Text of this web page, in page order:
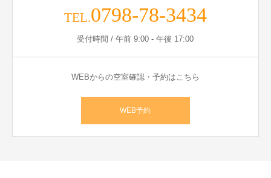
TEL.0798-78-3434
受付時間 / 午前 9:00 - 午後 17:00
WEBからの空室確認・予約はこちら
WEB予約